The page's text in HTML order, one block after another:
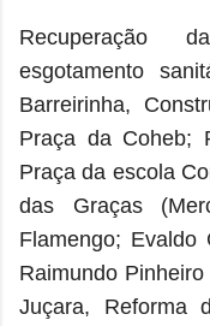
Recuperação
esgotamento
Barreirinha,
Praça da Coheb;
Praça da escola
das Graças
Flamengo; Evaldo
Raimundo
Juçara, Reforma